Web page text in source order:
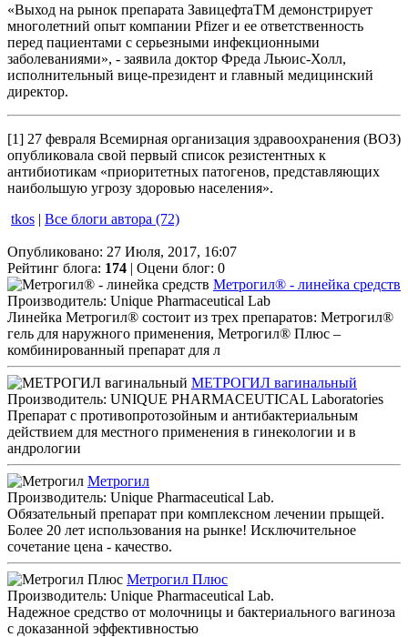
«Выход на рынок препарата ЗавицефтаТМ демонстрирует
многолетний опыт компании Pfizer и ее ответственность
перед пациентами с серьезными инфекционными
заболеваниями», - заявила доктор Фреда Льюис-Холл,
исполнительный вице-президент и главный медицинский
директор.
[1] 27 февраля Всемирная организация здравоохранения (ВОЗ)
опубликовала свой первый список резистентных к
антибиотикам «приоритетных патогенов, представляющих
наибольшую угрозу здоровью населения».
tkos | Все блоги автора (72)
Опубликовано: 27 Июля, 2017, 16:07
Рейтинг блога: 174 | Оцени блог: 0
Метрогил® - линейка средств
Производитель: Unique Pharmaceutical Lab
Линейка Метрогил® состоит из трех препаратов: Метрогил®
гель для наружного применения, Метрогил® Плюс –
комбинированный препарат для л
МЕТРОГИЛ вагинальный
Производитель: UNIQUE PHARMACEUTICAL Laboratories
Препарат с противопротозойным и антибактериальным
действием для местного применения в гинекологии и в
андрологии
Метрогил
Производитель: Unique Pharmaceutical Lab.
Обязательный препарат при комплексном лечении прыщей.
Более 20 лет использования на рынке! Исключительное
сочетание цена - качество.
Метрогил Плюс
Производитель: Unique Pharmaceutical Lab.
Надежное средство от молочницы и бактериального вагиноза
с доказанной эффективностью